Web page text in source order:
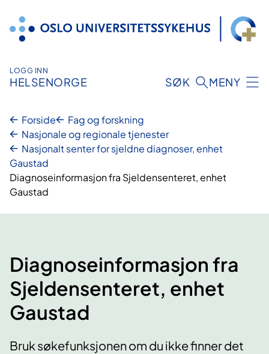
innhold
LOGG INN
HELSENORGE SØK MENY
Forside
Fag og forskning
Nasjonale og regionale tjenester
Nasjonalt senter for sjeldne diagnoser, enhet
Gaustad
Diagnoseinformasjon fra Sjeldensenteret, enhet
Gaustad
Diagnoseinformasjon fra
Sjeldensenteret, enhet
Gaustad
​Bruk søkefunksjonen om du ikke finner det